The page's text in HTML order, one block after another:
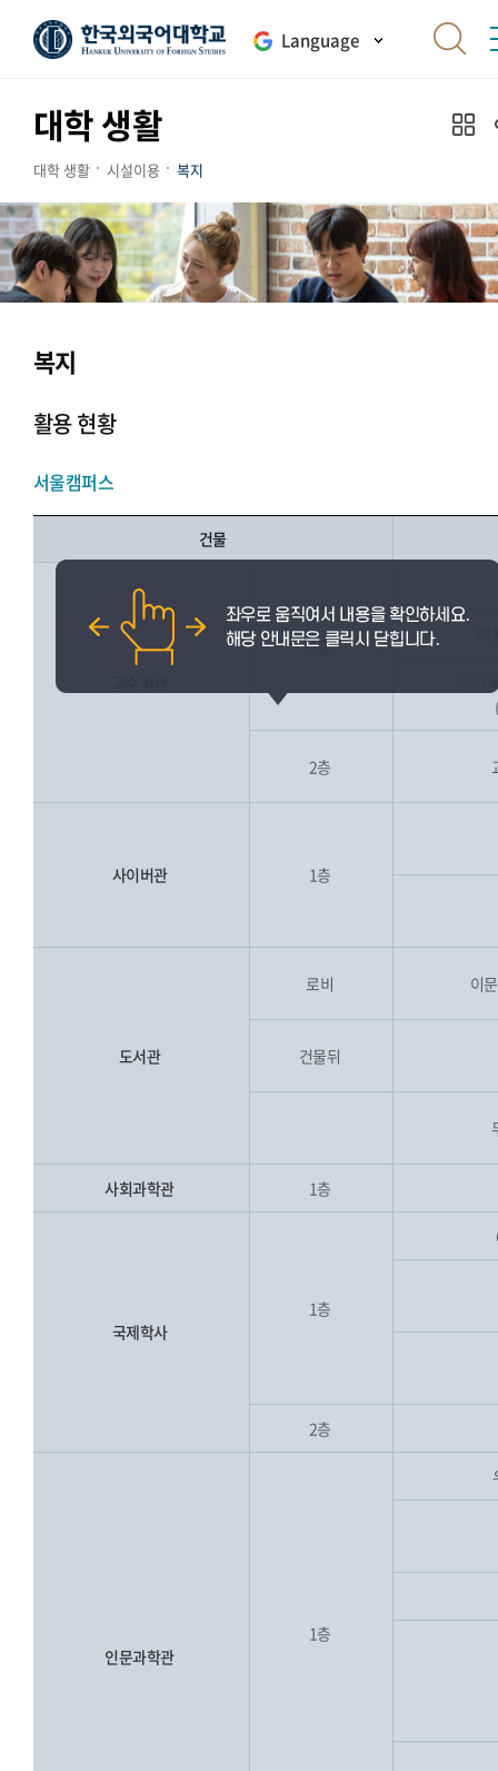
Language
대학 생활
대학 생활 시설이용 복지
복지
활용 현황
서울캠퍼스
건물
1층
2층
사이버관 1층
도서관
로비 이
건물뒤
사회과학관 1층
국제학사
1층
2층
인문과학관
1층